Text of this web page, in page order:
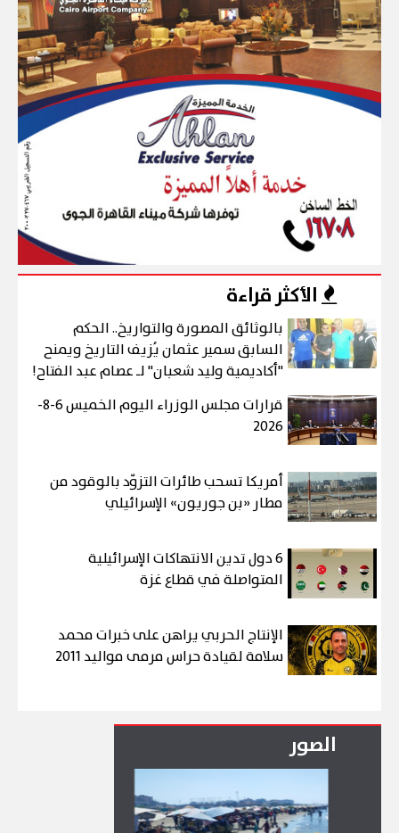
الأكثر قراءة
بالوثائق المصورة والتواريخ.. الحكم
السابق سمير عثمان يُزيف التاريخ ويمنح
"أكاديمية وليد شعبان" لـ عصام عبد الفتاح!
قرارات مجلس الوزراء اليوم الخميس 6-8-
2026
أمريكا تسحب طائرات التزوّد بالوقود من
مطار «بن جوريون» الإسرائيلي
6 دول تدين الانتهاكات الإسرائيلية
المتواصلة في قطاع غزة
الإنتاج الحربي يراهن على خبرات محمد
سلامة لقيادة حراس مرمى مواليد 2011
الصور